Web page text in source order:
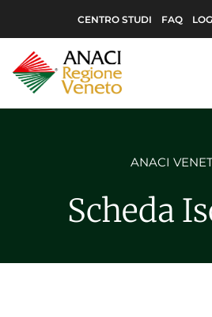
CENTRO STUDI FAQ
ANACI
Scheda